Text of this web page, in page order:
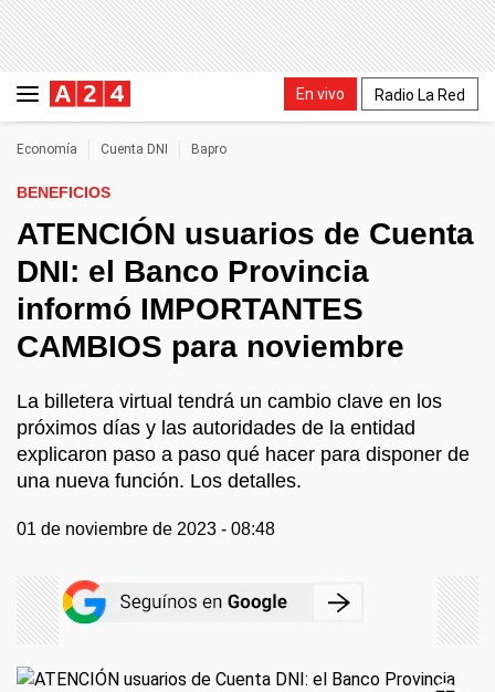
En vivo Radio La Red
Economía Cuenta DNI Bapro
BENEFICIOS
ATENCIÓN usuarios de Cuenta
DNI: el Banco Provincia
informó IMPORTANTES
CAMBIOS para noviembre
La billetera virtual tendrá un cambio clave en los
próximos días y las autoridades de la entidad
explicaron paso a paso qué hacer para disponer de
una nueva función. Los detalles.
01 de noviembre de 2023 - 08:48